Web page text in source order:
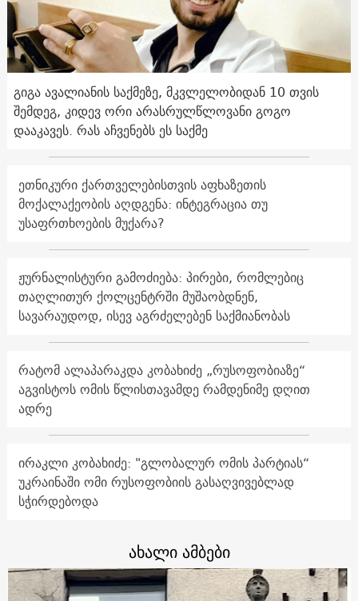
გიგა ავალიანის საქმეზე, მკვლელობიდან 10 თვის
შემდეგ, კიდევ ორი არასრულწლოვანი გოგო
დააკავეს. რას აჩვენებს ეს საქმე
ეთნიკური ქართველებისთვის აფხაზეთის
მოქალაქეობის აღდგენა: ინტეგრაცია თუ
უსაფრთხოების მუქარა?
ჟურნალისტური გამოძიება: პირები, რომლებიც
თაღლითურ ქოლცენტრში მუშაობდნენ,
სავარაუდოდ, ისევ აგრძელებენ საქმიანობას
რატომ ალაპარაკდა კობახიძე „რუსოფობიაზე“
აგვისტოს ომის წლისთავამდე რამდენიმე დღით
ადრე
ირაკლი კობახიძე: "გლობალურ ომის პარტიას“
უკრაინაში ომი რუსოფობიის გასაღვივებლად
სჭირდებოდა
ახალი ამბები